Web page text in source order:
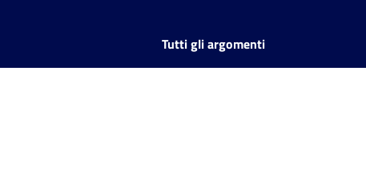
Tutti gli argomenti